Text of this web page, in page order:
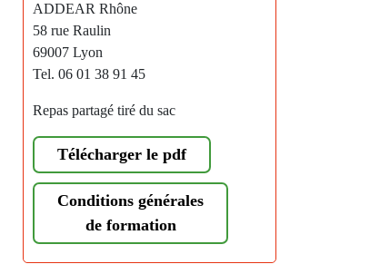
ADDEAR Rhône
58 rue Raulin
69007 Lyon
Tel. 06 01 38 91 45
Repas partagé tiré du sac
Télécharger le pdf
Conditions générales
de formation